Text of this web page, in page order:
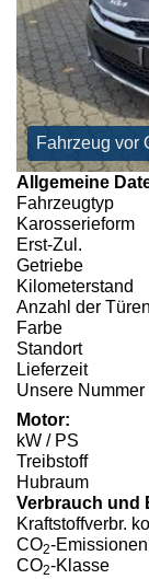
Fahrzeug vor
Allgemeine
Fahrzeugtyp
Karosserieform
Erst-Zul.
Getriebe
Kilometerstand
Anzahl der Türen
Farbe
Standort
Lieferzeit
Unsere Nummer
Motor:
kW / PS
Treibstoff
Hubraum
Verbrauch und
Kraftstoffverbr.
CO2-
CO2-Klasse